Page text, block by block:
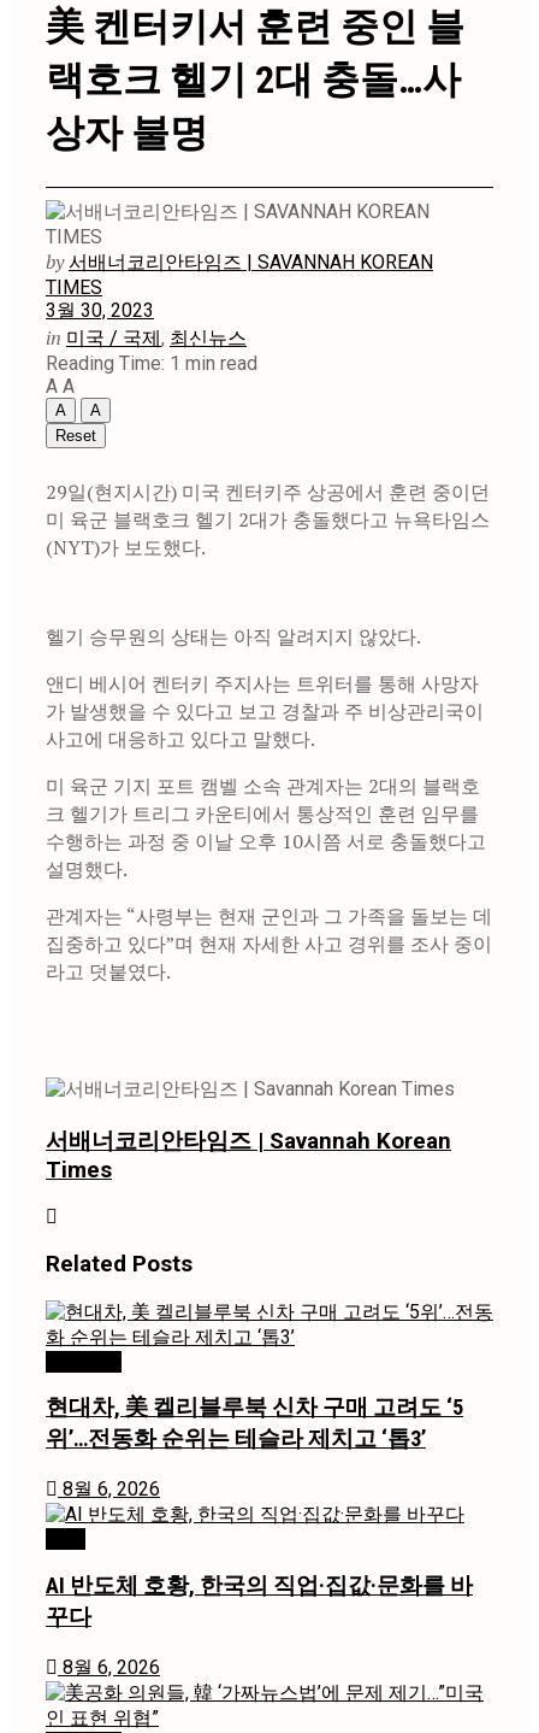
美 켄터키서 훈련 중인 블
랙호크 헬기 2대 충돌…사
상자 불명
by 서배너코리안타임즈 | SAVANNAH KOREAN
TIMES
3월 30, 2023
in 미국 / 국제, 최신뉴스
Reading Time: 1 min read
A A
A
A
Reset
29일(현지시간) 미국 켄터키주 상공에서 훈련 중이던
미 육군 블랙호크 헬기 2대가 충돌했다고 뉴욕타임스
(NYT)가 보도했다.
헬기 승무원의 상태는 아직 알려지지 않았다.
앤디 베시어 켄터키 주지사는 트위터를 통해 사망자
가 발생했을 수 있다고 보고 경찰과 주 비상관리국이
사고에 대응하고 있다고 말했다.
미 육군 기지 포트 캠벨 소속 관계자는 2대의 블랙호
크 헬기가 트리그 카운티에서 통상적인 훈련 임무를
수행하는 과정 중 이날 오후 10시쯤 서로 충돌했다고
설명했다.
관계자는 “사령부는 현재 군인과 그 가족을 돌보는 데
집중하고 있다”며 현재 자세한 사고 경위를 조사 중이
라고 덧붙였다.
서배너코리안타임즈 | Savannah Korean
Times
Related Posts
현대차, 美 켈리블루북 신차 구매 고려도 ‘5
위’…전동화 순위는 테슬라 제치고 ‘톱3’
8월 6, 2026
AI 반도체 호황, 한국의 직업·집값·문화를 바
꾸다
8월 6, 2026